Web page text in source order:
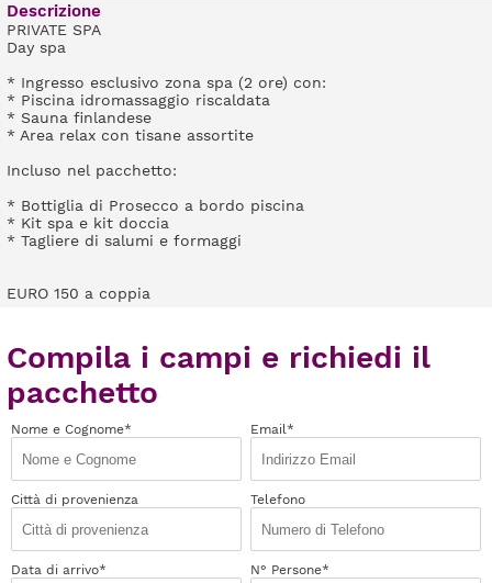
Descrizione
PRIVATE SPA
Day spa
* Ingresso esclusivo zona spa (2 ore) con:
* Piscina idromassaggio riscaldata
* Sauna finlandese
* Area relax con tisane assortite
Incluso nel pacchetto:
* Bottiglia di Prosecco a bordo piscina
* Kit spa e kit doccia
* Tagliere di salumi e formaggi
EURO 150 a coppia
Compila i campi e richiedi il
pacchetto
Nome e Cognome* Email*
Città di provenienza Telefono
Data di arrivo* N° Persone*